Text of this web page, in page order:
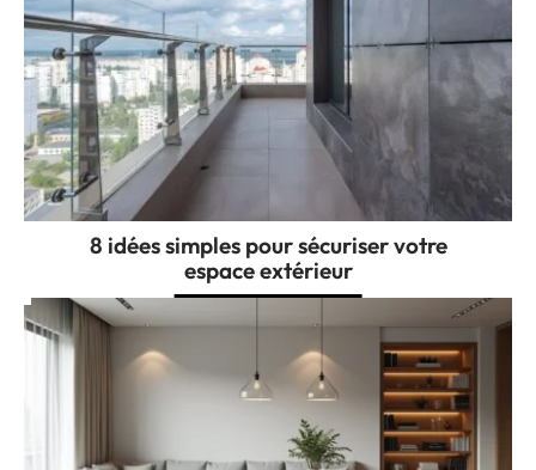
8 idées simples pour sécuriser votre
espace extérieur